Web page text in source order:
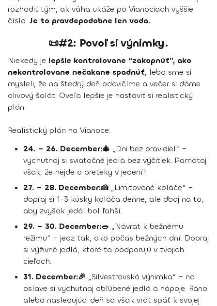
rozhodiť tým, ak váha ukáže po Vianociach vyššie
číslo. Je to pravdepodobne len voda.
📜#2: Povoľ si výnimky.
Niekedy je lepšie kontrolovane “zakopnúť”, ako
nekontrolovane nečakane spadnúť, lebo sme si
mysleli, že na štedrý deň odcvičíme a večer si dáme
olivový šalát. Oveľa lepšie je nastaviť si realistický
plán.
Realistický plán na Vianoce:
24. – 26. December:🎄 „Dni bez pravidiel“ –
vychutnaj si sviatočné jedlá bez výčitiek. Pamätaj
však, že nejde o preteky v jedení!
27. – 28. December:🍰 „Limitované koláče“ –
dopraj si 1-3 kúsky koláča denne, ale dbaj na to,
aby zvyšok jedál bol ľahší.
29. – 30. December:🥗 „Návrat k bežnému
režimu“ – jedz tak, ako počas bežných dní. Dopraj
si výživné jedlá, ktoré ťa podporujú v tvojich
cieľoch.
31. December:🎉 „Silvestrovská výnimka“ – na
oslave si vychutnaj obľúbené jedlá a nápoje. Ráno
alebo nasledujúci deň sa však vráť späť k svojej